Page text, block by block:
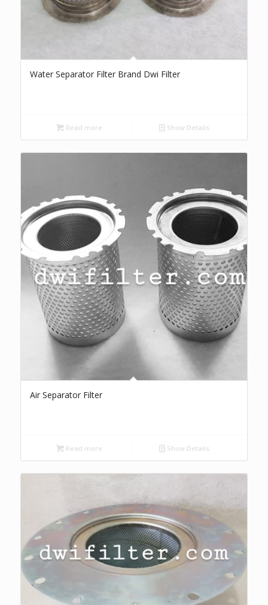
Water Separator Filter Brand Dwi Filter
Read more Show Details
Air Separator Filter
Read more Show Details